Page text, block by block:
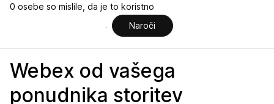
0 osebe so mislile, da je to koristno
Naroči
Webex od vašega
ponudnika storitev